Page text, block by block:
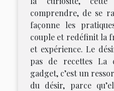
comprendre, de se
façonne les
couple et redéfinit la
et expérience. Le
pas de recettes La
gadget, c’est un
du désir, parce